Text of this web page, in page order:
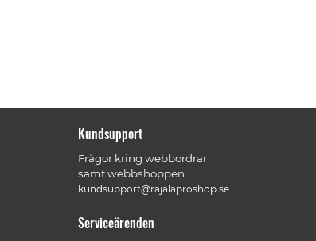
Kundsupport
Frågor kring webbordrar
samt webbshoppen.
kundsupport@rajalaproshop.se
Serviceärenden